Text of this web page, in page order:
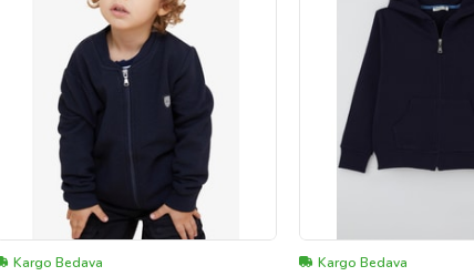
Kargo Bedava Kargo Bedava